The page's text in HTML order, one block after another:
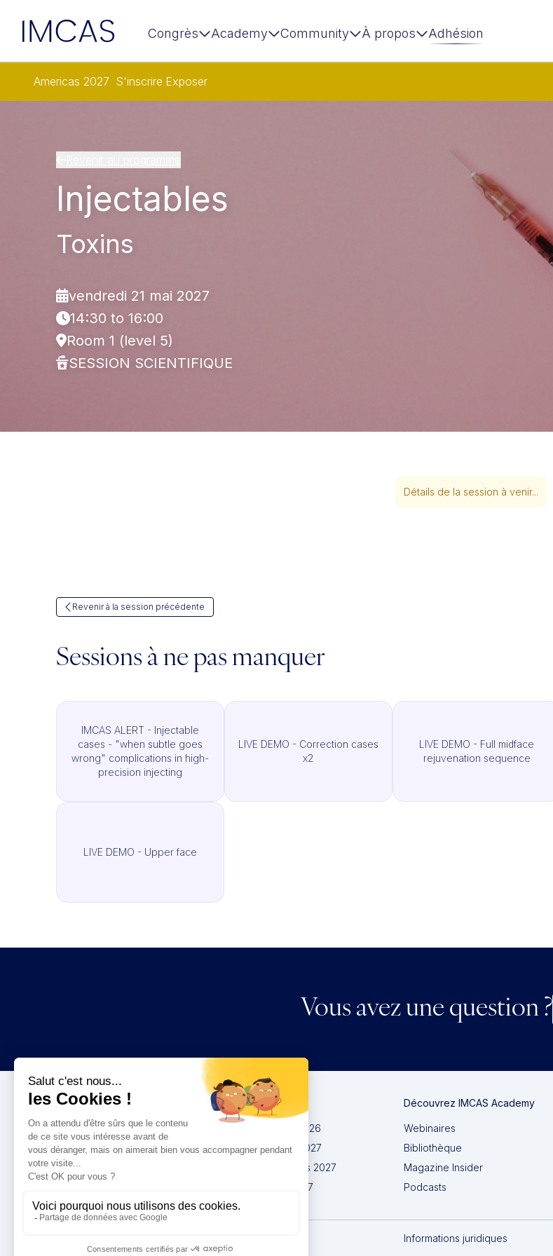
IMCAS Congrès Academy Community À propos Adhésion
Americas 2027 S'inscrire Exposer
Injectables
Toxins
vendredi 21 mai 2027
14:30 to 16:00
Room 1 (level 5)
SESSION SCIENTIFIQUE
Détails de la session à venir...
Revenir à la session précédente
Sessions à ne pas manquer
IMCAS ALERT - Injectable
cases - "when subtle goes
wrong" complications in high-
precision injecting
LIVE DEMO - Correction cases
x2
LIVE DEMO - Full midface
rejuvenation sequence
LIVE DEMO - Upper face
Vous avez une question ?
Congrès
IMCAS China 2026
IMCAS World 2027
IMCAS Americas 2027
IMCAS Asia 2027
Découvrez IMCAS Academy
Webinaires
Bibliothèque
Magazine Insider
Podcasts
Informations juridiques